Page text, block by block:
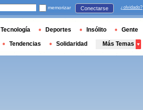
memorizar Conectarse ¿olvidado?
Tecnología Deportes Insólito Gente
Tendencias Solidaridad Más Temas